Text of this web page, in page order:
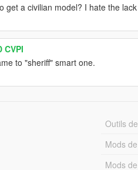
get a civilian model? I hate the
CVPI
to "sheriff" smart one.
Outils
Mods
Mods